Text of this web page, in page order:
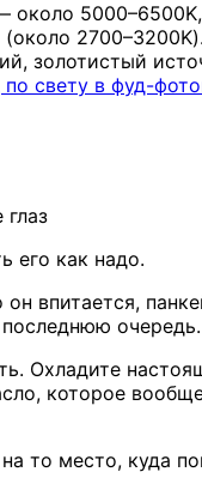
около
золотистый
по свету в фуд-
его как надо.
впитается,
очередь.
Охладите
которое
то место, куда